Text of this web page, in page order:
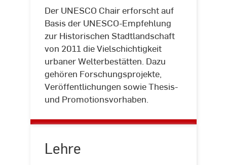
Der UNESCO Chair erforscht auf
Basis der UNESCO-Empfehlung
zur Historischen Stadtlandschaft
von 2011 die Vielschichtigkeit
urbaner Welterbestätten. Dazu
gehören Forschungsprojekte,
Veröffentlichungen sowie Thesis-
und Promotionsvorhaben.
Forschung
Lehre